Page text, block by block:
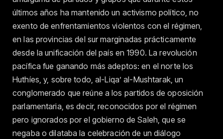
últimos años ha mantenido un activismo político, no
exento de enfrentamientos violentos con el régimen,
en las provincias del sur marginadas prácticamente
desde la unificación del país en 1990. La revolución
pacífica fue ganando más adeptos: en el norte los
Huthíes, y, sobre todo, al-Liqa’ al-Mushtarak, un
conglomerado que reúne a los partidos de oposición
parlamentaria, es decir, reconocidos por el régimen
pero ignorados por el gobierno de Saleh, que se
negaba o dilataba la celebración de un diálogo